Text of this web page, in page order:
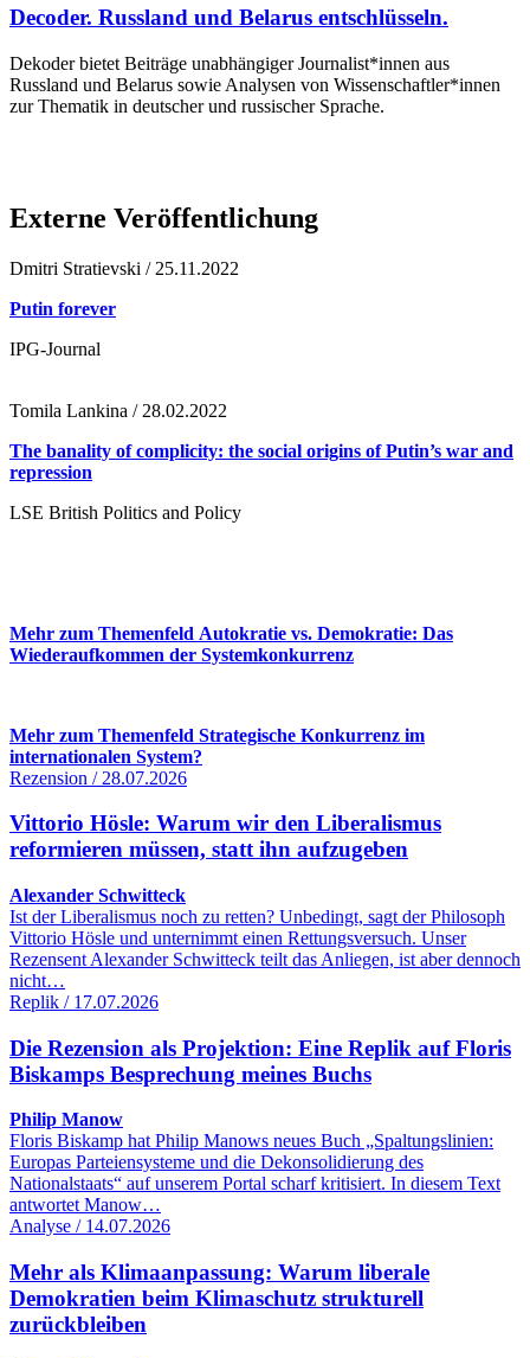
Decoder. Russland und Belarus entschlüsseln.
Dekoder bietet Beiträge unabhängiger Journalist*innen aus
Russland und Belarus sowie Analysen von Wissenschaftler*innen
zur Thematik in deutscher und russischer Sprache.
Externe Veröffentlichung
Dmitri Stratievski / 25.11.2022
Putin forever
IPG-Journal
Tomila Lankina / 28.02.2022
The banality of complicity: the social origins of Putin’s war and
repression
LSE British Politics and Policy
Mehr zum Themenfeld Autokratie vs. Demokratie: Das
Wiederaufkommen der Systemkonkurrenz
Mehr zum Themenfeld Strategische Konkurrenz im
internationalen System?
Rezension / 28.07.2026
Vittorio Hösle: Warum wir den Liberalismus
reformieren müssen, statt ihn aufzugeben
Alexander Schwitteck
Ist der Liberalismus noch zu retten? Unbedingt, sagt der Philosoph
Vittorio Hösle und unternimmt einen Rettungsversuch. Unser
Rezensent Alexander Schwitteck teilt das Anliegen, ist aber dennoch
nicht…
Replik / 17.07.2026
Die Rezension als Projektion: Eine Replik auf Floris
Biskamps Besprechung meines Buchs
Philip Manow
Floris Biskamp hat Philip Manows neues Buch „Spaltungslinien:
Europas Parteiensysteme und die Dekonsolidierung des
Nationalstaats“ auf unserem Portal scharf kritisiert. In diesem Text
antwortet Manow…
Analyse / 14.07.2026
Mehr als Klimaanpassung: Warum liberale
Demokratien beim Klimaschutz strukturell
zurückbleiben